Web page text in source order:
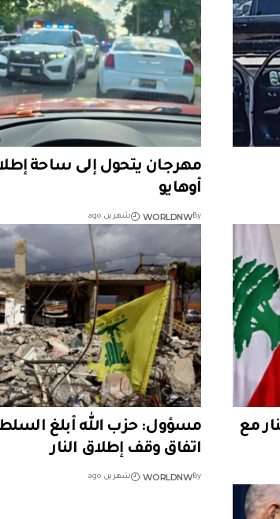
مهرجان يتحول إلى ساحة
أوهايو
By
WORLDNW شهرين ago
مع
مسؤول: حزب الله أبلغ
اتفاق وقف إطلاق النار
By
WORLDNW شهرين ago